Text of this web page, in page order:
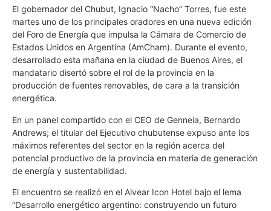
El gobernador del Chubut, Ignacio “Nacho” Torres, fue este
martes uno de los principales oradores en una nueva edición
del Foro de Energía que impulsa la Cámara de Comercio de
Estados Unidos en Argentina (AmCham). Durante el evento,
desarrollado esta mañana en la ciudad de Buenos Aires, el
mandatario disertó sobre el rol de la provincia en la
producción de fuentes renovables, de cara a la transición
energética.
En un panel compartido con el CEO de Genneia, Bernardo
Andrews; el titular del Ejecutivo chubutense expuso ante los
máximos referentes del sector en la región acerca del
potencial productivo de la provincia en materia de generación
de energía y sustentabilidad.
El encuentro se realizó en el Alvear Icon Hotel bajo el lema
“Desarrollo energético argentino: construyendo un futuro